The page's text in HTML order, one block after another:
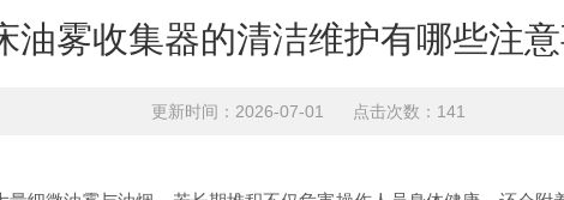
油雾收集器的清洁维护有哪些注
更新时间：2026-07-01 点击次数：141